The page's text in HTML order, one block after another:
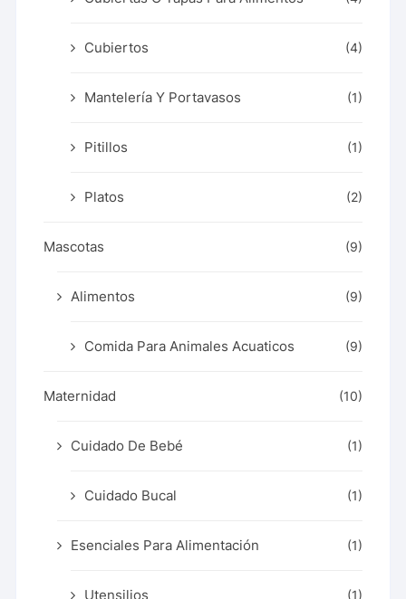
Cubiertos (4)
Mantelería Y Portavasos (1)
Pitillos (1)
Platos (2)
Mascotas (9)
Alimentos (9)
Comida Para Animales Acuaticos (9)
Maternidad (10)
Cuidado De Bebé (1)
Cuidado Bucal (1)
Esenciales Para Alimentación (1)
Utensilios (1)